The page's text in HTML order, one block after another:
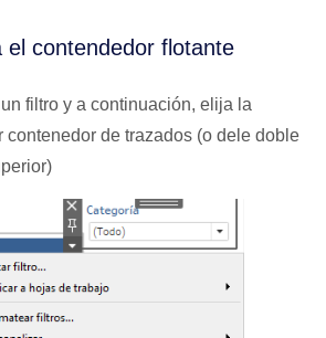
el contendedor flotante
filtro y a continuación, elija la
contenedor de trazados (o dele doble